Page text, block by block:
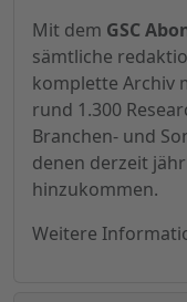
Mit dem GSC
sämtliche
komplette Archiv
rund 1.300
Branchen- und
denen derzeit
hinzukommen.
Weitere